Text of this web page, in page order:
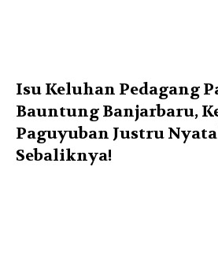
Isu Keluhan Pedagang
Bauntung Banjarbaru,
Paguyuban Justru
Sebaliknya!